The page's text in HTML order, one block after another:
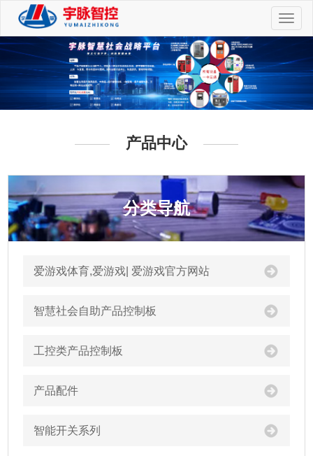
切
换
航
产品中心
分类导航
爱游戏体育,爱游戏| 爱游戏官方网站
智慧社会自助产品控制板
工控类产品控制板
产品配件
智能开关系列